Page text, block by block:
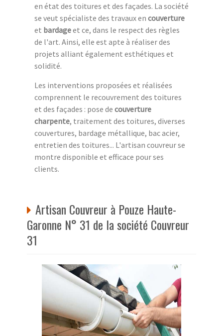
en état des toitures et des façades. La société
se veut spécialiste des travaux en couverture
et bardageet ce, dans le respect des règles
de l'art. Ainsi, elle est apte à réaliser des
projets alliant également esthétiques et
solidité.
Les interventions proposées et réalisées
comprennent le recouvrement des toitures
et des façades : pose de couverture
charpente, traitement des toitures, diverses
couvertures, bardage métallique, bac acier,
entretien des toitures... L'artisan couvreur se
montre disponible et efficace pour ses
clients.
Artisan Couvreur à Pouze Haute-
Garonne N° 31 de la société Couvreur
31